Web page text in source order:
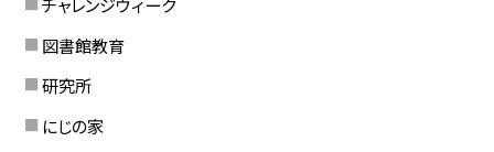
図書館教育
研究所
にじの家